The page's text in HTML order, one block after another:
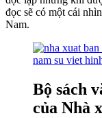
đọc sẽ có một cái
Nam.
Bộ sách
của Nhà